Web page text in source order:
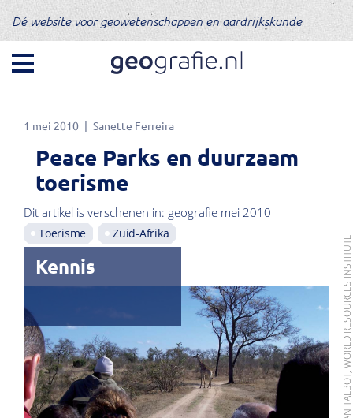
Dé website voor geowetenschappen en aardrijkskunde
1 mei 2010 Sanette Ferreira
Peace Parks en duurzaam
toerisme
Dit artikel is verschenen in: geografie mei 2010
Toerisme Zuid-Afrika
Kennis FOTO: JONATHAN TALBOT, WORLD RESOURCES INSTITUTE